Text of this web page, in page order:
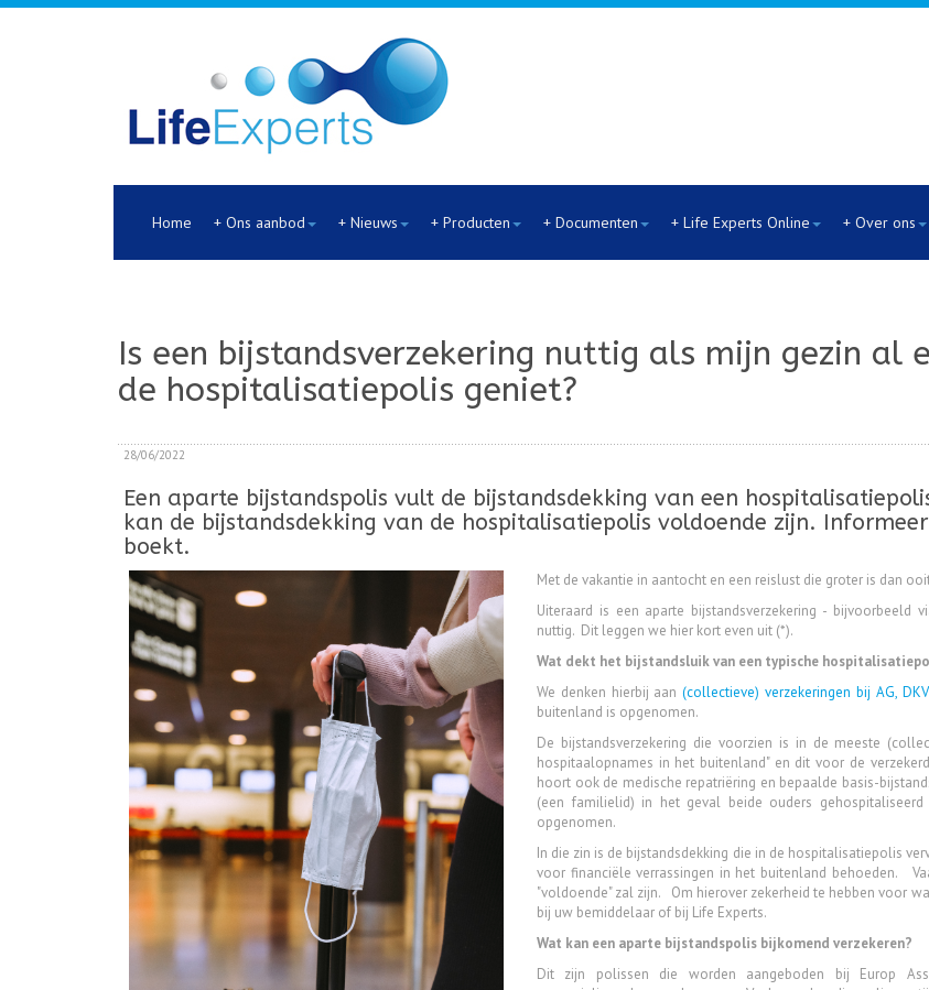
Home + Ons aanbod + Nieuws + Producten + Documenten + Life Experts Online + Over ons
Is een bijstandsverzekering nuttig als mijn gezin al
de hospitalisatiepolis geniet?
28/06/2022
Een aparte bijstandspolis vult de bijstandsdekking van een
kan de bijstandsdekking van de hospitalisatiepolis voldoende zijn.
boekt.
Met de vakantie in aantocht en een reislust die groter is dan
Uiteraard is een aparte bijstandsverzekering - bijvoorbeeld
nuttig. Dit leggen we hier kort even uit (*).
Wat dekt het bijstandsluik van een typische
We denken hierbij aan(collectieve) verzekeringen bij AG,
buitenland is opgenomen.
De bijstandsverzekering die voorzien is in de meeste
hospitaalopnames in het buitenland" en dit voor de
hoort ook de medische repatriëring en bepaalde basis-
(een familielid) in het geval beide ouders
opgenomen.
In die zin is de bijstandsdekking die in de hospitalisatiepolis
voor financiële verrassingen in het buitenland behoeden.
"voldoende" zal zijn. Om hierover zekerheid te hebben voor
bij uw bemiddelaar of bij Life Experts.
Wat kan een aparte bijstandspolis bijkomend verzekeren?
Dit zijn polissen die worden aangeboden bij Europ